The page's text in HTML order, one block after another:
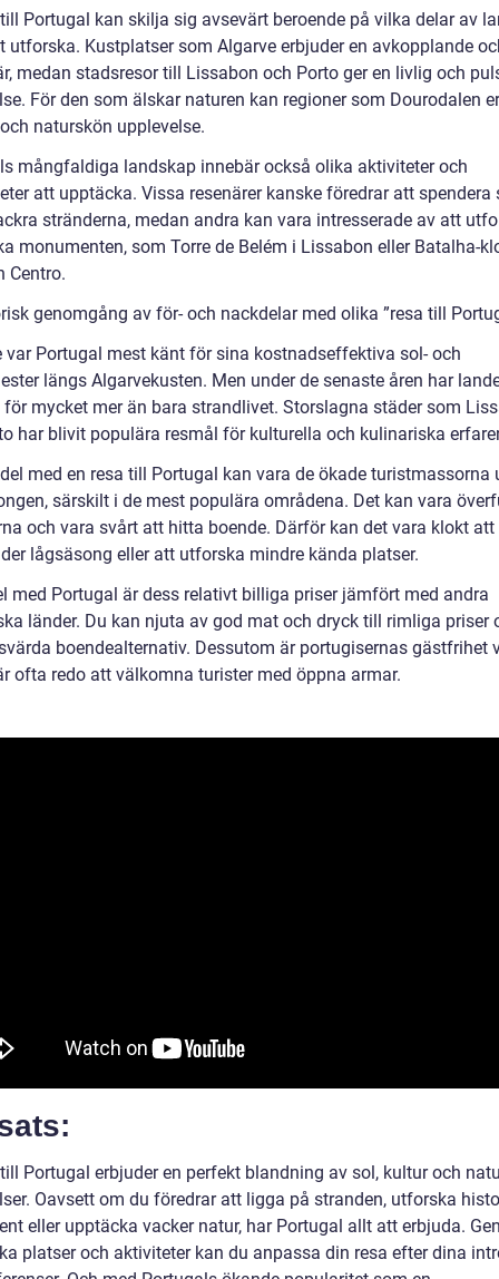
Portugal kan skilja sig avsevärt beroende på vilka delar av
utforska. Kustplatser som Algarve erbjuder en avkopplande
medan stadsresor till Lissabon och Porto ger en livlig och
För den som älskar naturen kan regioner som Dourodalen
naturskön upplevelse.
mångfaldiga landskap innebär också olika aktiviteter och
att upptäcka. Vissa resenärer kanske föredrar att spendera
stränderna, medan andra kan vara intresserade av att
monumenten, som Torre de Belém i Lissabon eller Batalha-
Centro.
genomgång av för- och nackdelar med olika ”resa till
var Portugal mest känt för sina kostnadseffektiva sol- och
längs Algarvekusten. Men under de senaste åren har
mycket mer än bara strandlivet. Storslagna städer som
har blivit populära resmål för kulturella och kulinariska
med en resa till Portugal kan vara de ökade turistmassorna
särskilt i de mest populära områdena. Det kan vara
och vara svårt att hitta boende. Därför kan det vara klokt att
lågsäsong eller att utforska mindre kända platser.
med Portugal är dess relativt billiga priser jämfört med andra
länder. Du kan njuta av god mat och dryck till rimliga priser
boendealternativ. Dessutom är portugisernas gästfrihet
ofta redo att välkomna turister med öppna armar.
Portugal erbjuder en perfekt blandning av sol, kultur och
Oavsett om du föredrar att ligga på stranden, utforska
eller upptäcka vacker natur, har Portugal allt att erbjuda.
platser och aktiviteter kan du anpassa din resa efter dina